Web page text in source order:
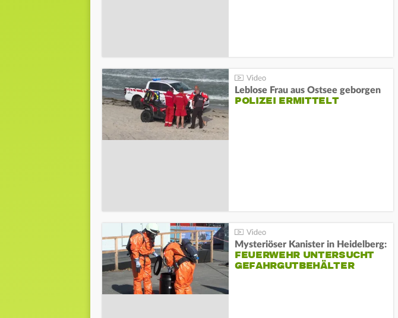
Leblose Frau aus Ostsee geborgen
POLIZEI ERMITTELT
Mysteriöser Kanister in Heidelberg:
FEUERWEHR UNTERSUCHT
GEFAHRGUTBEHÄLTER